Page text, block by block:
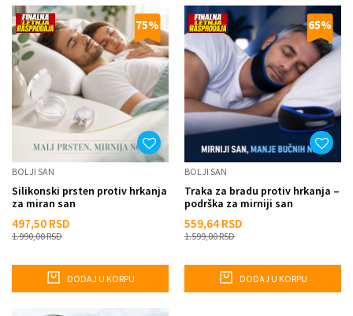
75%
BOLJI SAN
Silikonski prsten protiv hrkanja
za miran san
497,50 RSD
1.990,00RSD
DODAJ U KORPU
65%
BOLJI SAN
Traka za bradu protiv hrkanja –
podrška za mirniji san
559,64 RSD
1.599,00RSD
DODAJ U KORPU